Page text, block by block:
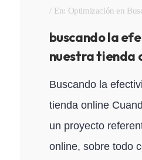
En: Optimización en
buscando la
nuestra tienda
Buscando la
tienda online
un proyecto
online, sobre todo